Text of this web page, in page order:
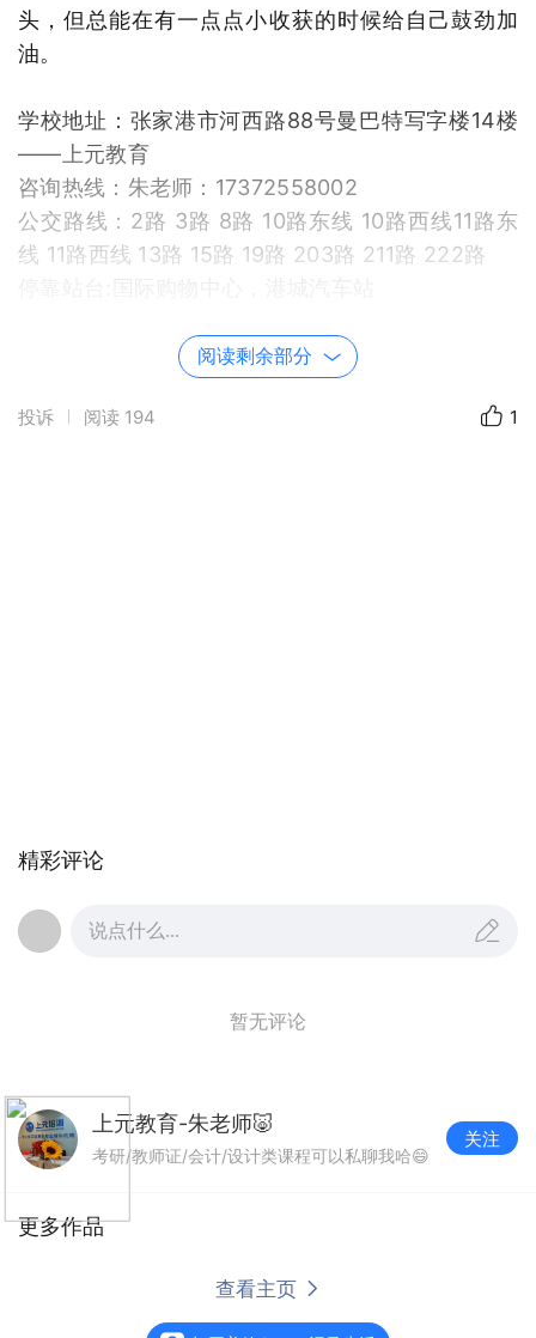
头，但总能在有一点点小收获的时候给自己鼓劲加
油。
学校地址：张家港市河西路88号曼巴特写字楼14楼
——上元教育
咨询热线：朱老师：17372558002
公交路线：2路 3路 8路 10路东线 10路西线11路东
线 11路西线 13路 15路 19路 203路 211路 222路
阅读剩余部分
投诉 阅读 194 1
精彩评论
说点什么...
暂无评论
上元教育-朱老师🐷
考研/教师证/会计/设计类课程可以私聊我哈😄
关注
更多作品
张家港日韩语培训_日语寒假班已送到，